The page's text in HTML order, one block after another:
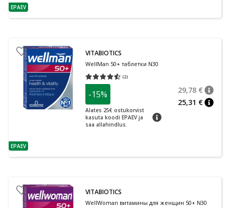
nõuanne
EPAEV
nõuanne
EPAEV
VITABIOTICS
WellMan 50+ таблетки N30
(2)
Средняя оценка 4.50
-15%
Alates 25€ ostukorvist
kasuta koodi EPAEV ja
saa allahindlus.
nõuanne
29,78 €
25,31 €
VITABIOTICS
WellWoman витамины для женщин 50+ N30